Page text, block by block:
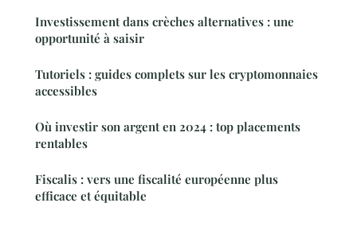
Investissement dans crèches alternatives : une
opportunité à saisir
Tutoriels : guides complets sur les cryptomonnaies
accessibles
Où investir son argent en 2024 : top placements
rentables
Fiscalis : vers une fiscalité européenne plus
efficace et équitable